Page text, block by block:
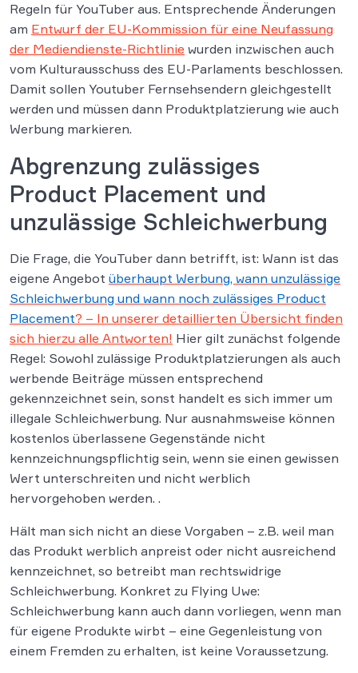
Regeln für YouTuber aus. Entsprechende Änderungen
am Entwurf der EU-Kommission für eine Neufassung
der Mediendienste-Richtlinie wurden inzwischen auch
vom Kulturausschuss des EU-Parlaments beschlossen.
Damit sollen Youtuber Fernsehsendern gleichgestellt
werden und müssen dann Produktplatzierung wie auch
Werbung markieren.
Abgrenzung zulässiges
Product Placement und
unzulässige Schleichwerbung
Die Frage, die YouTuber dann betrifft, ist: Wann ist das
eigene Angebot überhaupt Werbung, wann unzulässige
Schleichwerbung und wann noch zulässiges Product
Placement? – In unserer detaillierten Übersicht finden
sich hierzu alle Antworten! Hier gilt zunächst folgende
Regel: Sowohl zulässige Produktplatzierungen als auch
werbende Beiträge müssen entsprechend
gekennzeichnet sein, sonst handelt es sich immer um
illegale Schleichwerbung. Nur ausnahmsweise können
kostenlos überlassene Gegenstände nicht
kennzeichnungspflichtig sein, wenn sie einen gewissen
Wert unterschreiten und nicht werblich
hervorgehoben werden. .
Hält man sich nicht an diese Vorgaben – z.B. weil man
das Produkt werblich anpreist oder nicht ausreichend
kennzeichnet, so betreibt man rechtswidrige
Schleichwerbung. Konkret zu Flying Uwe:
Schleichwerbung kann auch dann vorliegen, wenn man
für eigene Produkte wirbt – eine Gegenleistung von
einem Fremden zu erhalten, ist keine Voraussetzung.